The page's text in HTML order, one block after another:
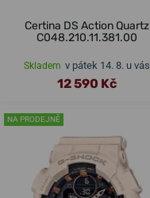
Certina DS Action Quartz
C048.210.11.381.00
Skladem v pátek 14. 8. u vás
12 590 Kč
NA PRODEJNĚ